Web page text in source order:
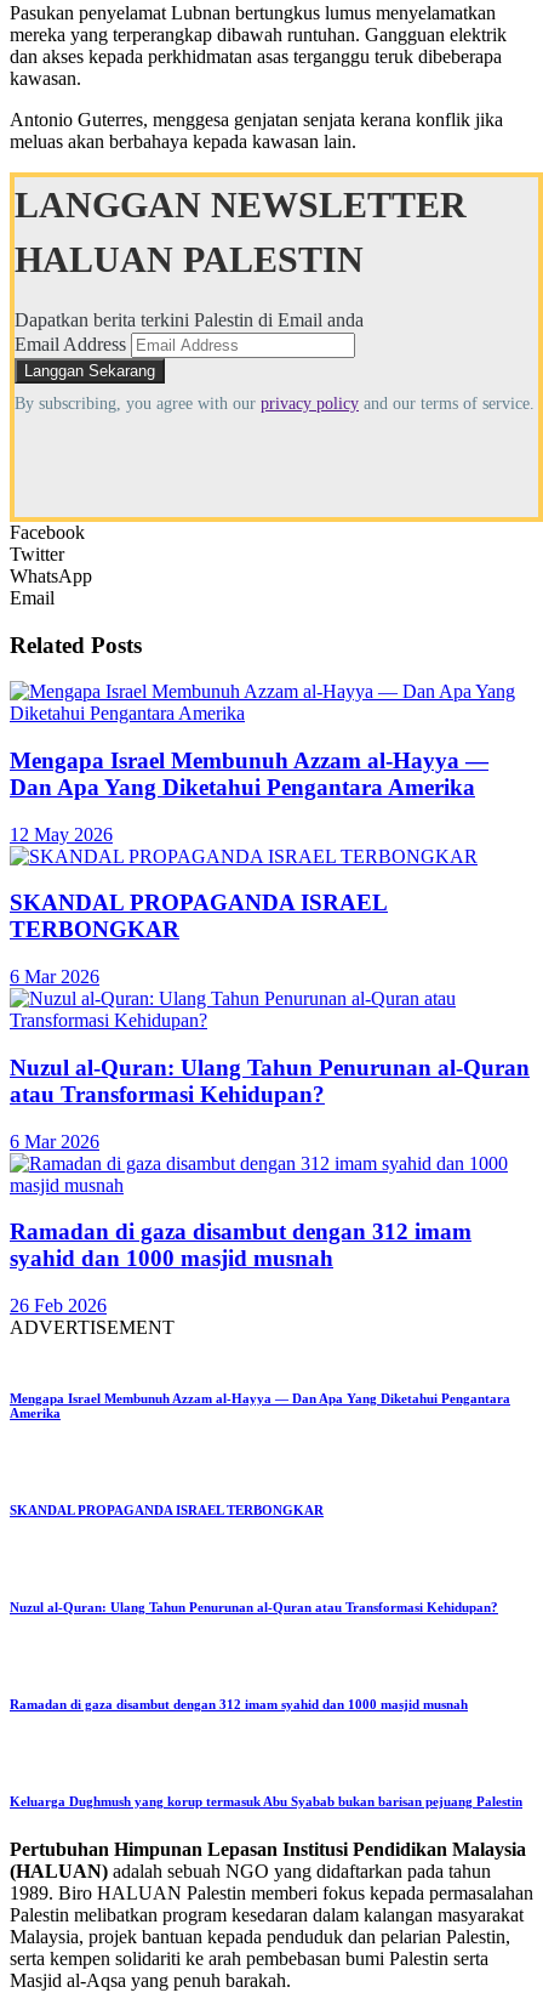
Pasukan penyelamat Lubnan bertungkus lumus menyelamatkan
mereka yang terperangkap dibawah runtuhan. Gangguan elektrik
dan akses kepada perkhidmatan asas terganggu teruk dibeberapa
kawasan.
Antonio Guterres, menggesa genjatan senjata kerana konflik jika
meluas akan berbahaya kepada kawasan lain.
LANGGAN NEWSLETTER
HALUAN PALESTIN
Dapatkan berita terkini Palestin di Email anda
Email Address
By subscribing, you agree with our privacy policy and our terms of service.
Facebook
Twitter
WhatsApp
Email
Related Posts
Mengapa Israel Membunuh Azzam al-Hayya —
Dan Apa Yang Diketahui Pengantara Amerika
12 May 2026
SKANDAL PROPAGANDA ISRAEL
TERBONGKAR
6 Mar 2026
Nuzul al-Quran: Ulang Tahun Penurunan al-Quran
atau Transformasi Kehidupan?
6 Mar 2026
Ramadan di gaza disambut dengan 312 imam
syahid dan 1000 masjid musnah
26 Feb 2026
ADVERTISEMENT
Mengapa Israel Membunuh Azzam al-Hayya — Dan Apa Yang Diketahui Pengantara
Amerika
SKANDAL PROPAGANDA ISRAEL TERBONGKAR
Nuzul al-Quran: Ulang Tahun Penurunan al-Quran atau Transformasi Kehidupan?
Ramadan di gaza disambut dengan 312 imam syahid dan 1000 masjid musnah
Keluarga Dughmush yang korup termasuk Abu Syabab bukan barisan pejuang Palestin
Pertubuhan Himpunan Lepasan Institusi Pendidikan Malaysia
(HALUAN) adalah sebuah NGO yang didaftarkan pada tahun
1989. Biro HALUAN Palestin memberi fokus kepada permasalahan
Palestin melibatkan program kesedaran dalam kalangan masyarakat
Malaysia, projek bantuan kepada penduduk dan pelarian Palestin,
serta kempen solidariti ke arah pembebasan bumi Palestin serta
Masjid al-Aqsa yang penuh barakah.